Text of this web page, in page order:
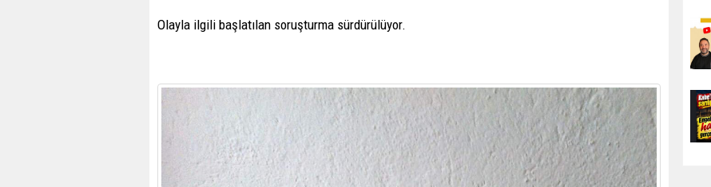
Olayla ilgili başlatılan soruşturma sürdürülüyor.